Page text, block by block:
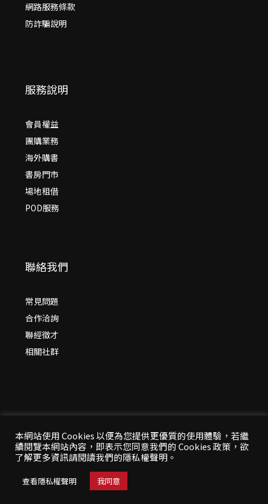
網路服務條款
防詐騙說明
服務說明
會員權益
團購業務
海外購書
書房門市
場地租借
POD服務
聯絡我們
常見問題
合作洽詢
聯經徵才
相關社群
© 2026 年聯經出版：思考，連結過去與未來
All Rights Reserved | 本站台資料為版權所有，非經同
意請勿作任何形式之轉載使用
本網站使用 Cookies 以便為您提供更優質的使用體驗，若繼
續閱覽本網站內容，即表示您同意我們的 Cookies 政策，欲
了解更多資訊請閱讀我們的隱私權聲明。
查看隱私權聲明 我同意